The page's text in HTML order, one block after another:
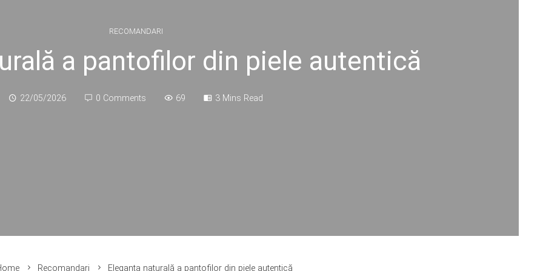
RECOMANDARI
a pantofilor din piele autentică
22/05/2026 0 Comments 69 3 Mins Read
Recomandari Eleganța naturală a pantofilor din piele autentică